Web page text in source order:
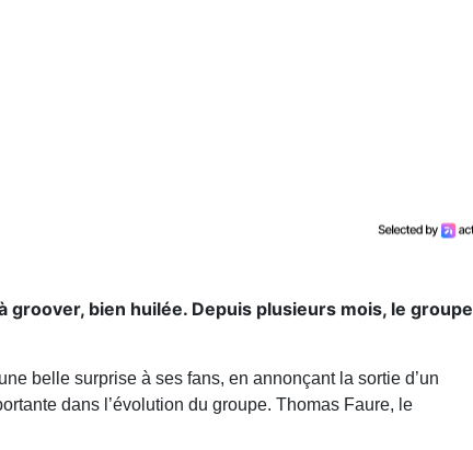
bien huilée. Depuis plusieurs mois, le groupe
belle surprise à ses fans, en annonçant la sortie d’un
dans l’évolution du groupe. Thomas Faure, le